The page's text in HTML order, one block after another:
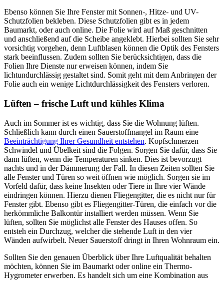
Ebenso können Sie Ihre Fenster mit Sonnen-, Hitze- und UV-
Schutzfolien bekleben. Diese Schutzfolien gibt es in jedem
Baumarkt, oder auch online. Die Folie wird auf Maß geschnitten
und anschließend auf die Scheibe angeklebt. Hierbei sollten Sie sehr
vorsichtig vorgehen, denn Luftblasen können die Optik des Fensters
stark beeinflussen. Zudem sollten Sie berücksichtigen, dass die
Folien Ihre Dienste nur erweisen können, indem Sie
lichtundurchlässig gestaltet sind. Somit geht mit dem Anbringen der
Folie auch ein wenige Lichtdurchlässigkeit des Fensters verloren.
Lüften – frische Luft und kühles Klima
Auch im Sommer ist es wichtig, dass Sie die Wohnung lüften.
Schließlich kann durch einen Sauerstoffmangel im Raum eine
Beeinträchtigung Ihrer Gesundheit entstehen. Kopfschmerzen
Schwindel und Übelkeit sind die Folgen. Sorgen Sie dafür, dass Sie
dann lüften, wenn die Temperaturen sinken. Dies ist bevorzugt
nachts und in der Dämmerung der Fall. In diesen Zeiten sollten Sie
alle Fenster und Türen so weit öffnen wie möglich. Sorgen sie im
Vorfeld dafür, dass keine Insekten oder Tiere in Ihre vier Wände
eindringen können. Hierzu dienen Fliegengitter, die es nicht nur für
Fenster gibt. Ebenso gibt es Fliegengitter-Türen, die einfach vor die
herkömmliche Balkontür installiert werden müssen. Wenn Sie
lüften, sollten Sie möglichst alle Fenster des Hauses offen. So
entsteh ein Durchzug, welcher die stehende Luft in den vier
Wänden aufwirbelt. Neuer Sauerstoff dringt in Ihren Wohnraum ein.
Sollten Sie den genauen Überblick über Ihre Luftqualität behalten
möchten, können Sie im Baumarkt oder online ein Thermo-
Hygrometer erwerben. Es handelt sich um eine Kombination aus